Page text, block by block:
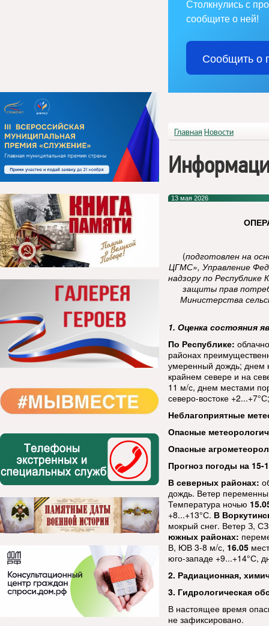
Столкнулись с
сообщите о ней!
Сообщить о
Главная Новости
13 мая 2026
(подготовлен на
ЦГМС», Управление
надзору по Республике
защиты прав
Министерства
1. Оценка состояния
По Республике:
районах
умеренный дождь; днем
крайнем севере и на
11 м/с, днем местами
северо-востоке
Неблагоприятные
Опасные
Опасные
Прогноз погоды на 15-
В северных районах:
дождь. Ветер
Температура ночью
+8...+13°С. В
мокрый снег. Ветер З,
южных районах:
В, ЮВ 3-8 м/с, 16.05
юго-западе +9...+14°С,
2. Радиационная,
3. Гидрологическая
В настоящее время
не зафиксировано.